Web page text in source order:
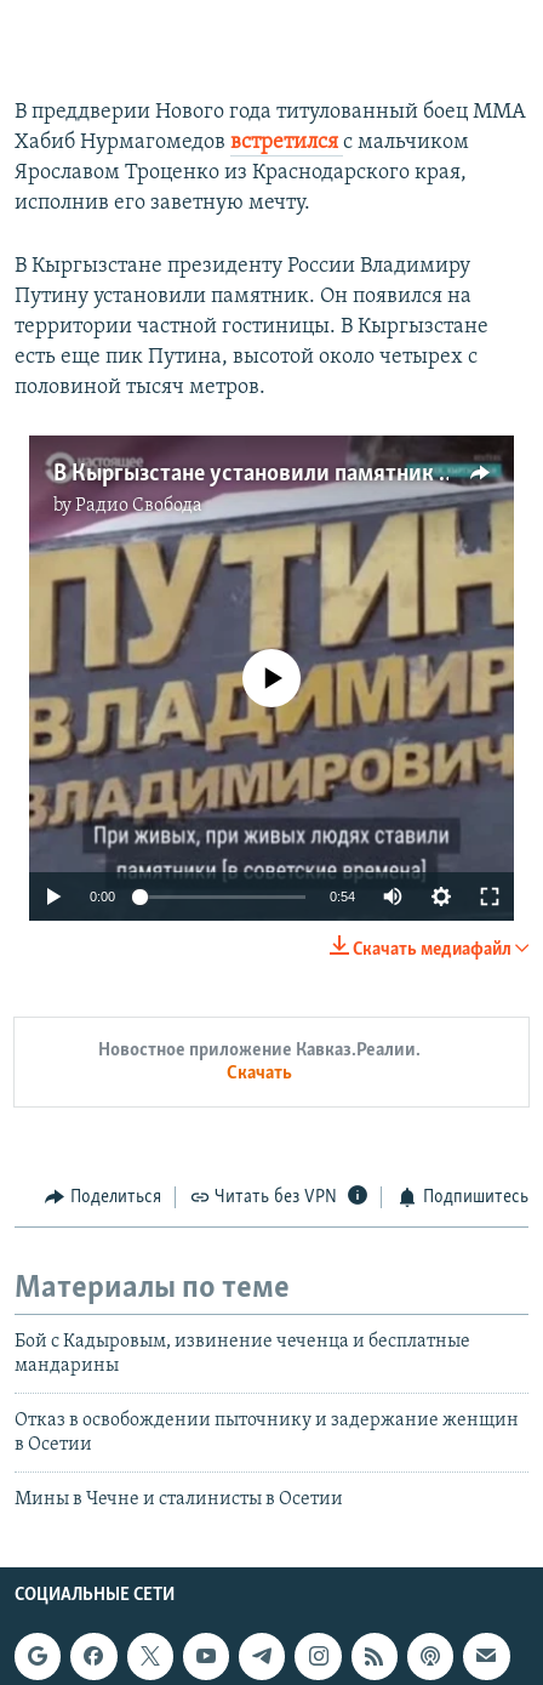
В преддверии Нового года титулованный боец ММА
Хабиб Нурмагомедов встретился с мальчиком
Ярославом Троценко из Краснодарского края,
исполнив его заветную мечту.
В Кыргызстане президенту России Владимиру
Путину установили памятник. Он появился на
территории частной гостиницы. В Кыргызстане
есть еще пик Путина, высотой около четырех с
половиной тысяч метров.
В Кыргызстане установили памятник Путину
byРадио Свобода
No media source currently available
0:00 0:54
Скачать медиафайл
Новостное приложение Кавказ.Реалии.
Скачать
Поделиться Читать без VPN Подпишитесь
Материалы по теме
Бой с Кадыровым, извинение чеченца и бесплатные
мандарины
Отказ в освобождении пыточнику и задержание женщин
в Осетии
Мины в Чечне и сталинисты в Осетии
СОЦИАЛЬНЫЕ СЕТИ